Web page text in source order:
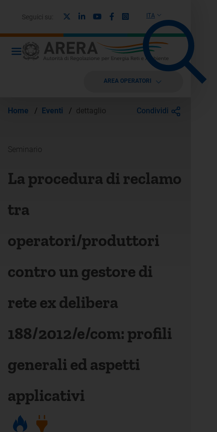
ITA
Seguici su: LinkedinYoutubeFacebook
Instagram
AREA OPERATORI
Home / Eventi / dettaglio Condividi
Seminario
La procedura di reclamo
tra
operatori/produttori
contro un gestore di
rete ex delibera
188/2012/e/com: profili
generali ed aspetti
applicativi